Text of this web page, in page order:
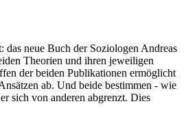
das neue Buch der Soziologen Andreas
Theorien und ihren jeweiligen
der beiden Publikationen ermöglicht
ab. Und beide bestimmen - wie
sich von anderen abgrenzt. Dies